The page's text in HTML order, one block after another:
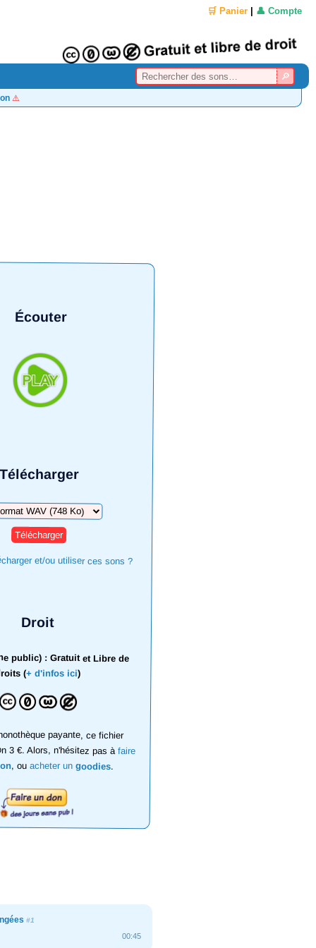
🛒 Panier 👤 Compte
⚠️
Écouter
Télécharger
et/ou utiliser ces sons ?
Droit
public) : Gratuit et Libre de
(+ d'infos ici)
payante, ce fichier
3 €. Alors, n'hésitez pas àfaire
, ouacheter ungoodies.
#1
00:45